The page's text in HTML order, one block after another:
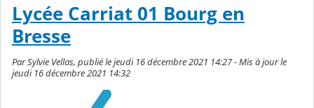
Lycée Carriat 01 Bourg en
Bresse
Par Sylvie Vellas, publié le jeudi 16 décembre 2021 14:27 - Mis à jour le
jeudi 16 décembre 2021 14:32